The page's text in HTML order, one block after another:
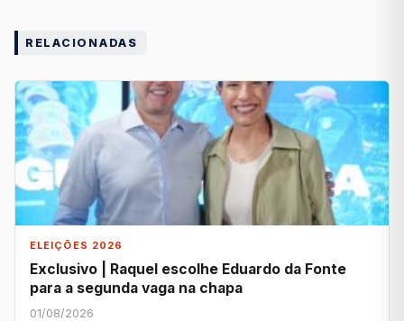
RELACIONADAS
ELEIÇÕES 2026
Exclusivo | Raquel escolhe Eduardo da Fonte
para a segunda vaga na chapa
01/08/2026